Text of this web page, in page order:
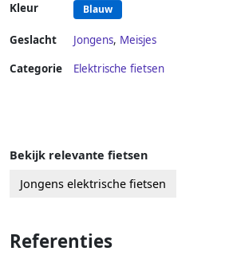
Kleur Blauw
Geslacht Jongens, Meisjes
Categorie
Elektrische fietsen
Bekijk relevante fietsen
Jongens elektrische fietsen
Referenties